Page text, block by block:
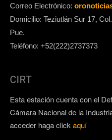
Correo Electrónico:
Domicilio: Teziutlán Sur 17,
Pue.
Teléfono: +52(222)2737373
CIRT
Esta estación cuenta con el
Cámara Nacional de la
acceder haga click aquí